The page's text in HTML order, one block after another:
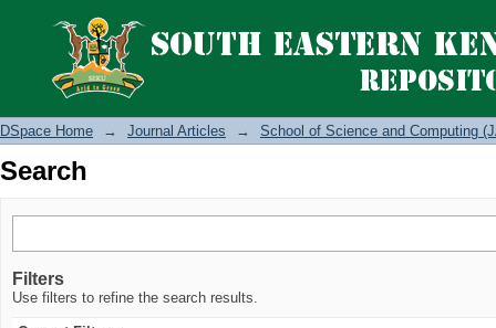
Search
DSpace Home → Journal Articles → School of Science and Computing
Search
Filters
Use filters to refine the search results.